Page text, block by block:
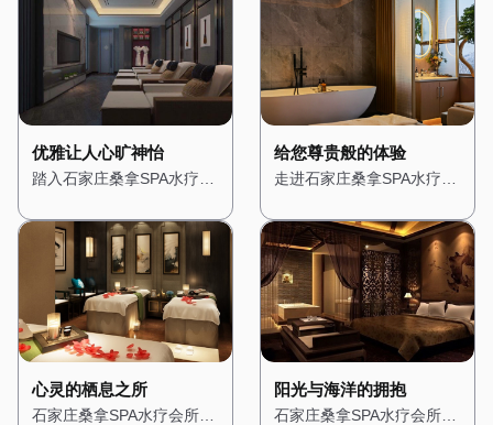
优雅让人心旷神怡
踏入石家庄桑拿SPA水疗会
绿洲。会所位于城市的中心
地带，却巧妙地隔绝了外界
的喧嚣。一进门，便被满眼
的绿植所吸引，仿佛置身于
热带雨林之中。墙壁上爬满
了青藤，空气中弥漫着淡淡
的薰衣草香，让人心旷神
怡。 会所的装修风格融合
了自然与现代元素，木质的
给您尊贵般的体验
走进石家庄桑拿SPA水疗会
宫殿。从大门开始，便能感
受到浓浓的贵族气息。高挑
的天花板上悬挂着华丽的水
晶吊灯，散发出柔和而璀璨
的光芒。墙壁上装饰着精美
的壁画，描绘着古罗马的神
话故事，让人仿佛穿越时
空。 会所的装修风格融合
了古典与现代元素，大理石
心灵的栖息之所
石家庄桑拿SPA水疗会所的
阳光与海洋的拥抱
石家庄桑拿SPA水疗会所的